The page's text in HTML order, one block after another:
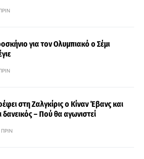
για τον Ολυμπιακό ο Σέμι
στη Ζαλγκίρις ο Κίναν Έβανς και
δανεικός – Πού θα αγωνιστεί